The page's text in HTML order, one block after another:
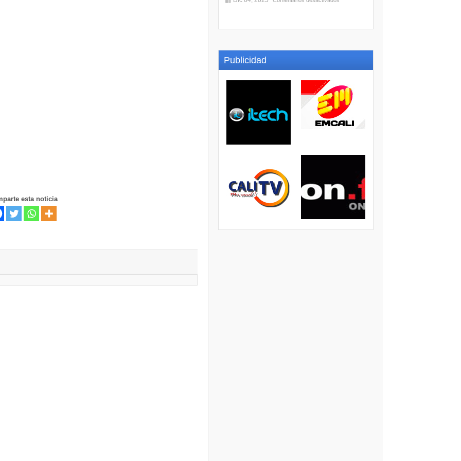
esta noticia
Publicidad